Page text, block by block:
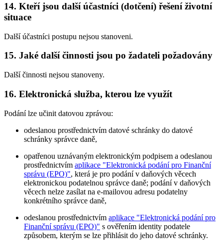
14. Kteří jsou další účastníci (dotčení) řešení životní
situace
Další účastníci postupu nejsou stanoveni.
15. Jaké další činnosti jsou po žadateli požadovány
Další činnosti nejsou stanoveny.
16. Elektronická služba, kterou lze využít
Podání lze učinit datovou zprávou:
odeslanou prostřednictvím datové schránky do datové
schránky správce daně,
opatřenou uznávaným elektronickým podpisem a odeslanou
prostřednictvím aplikace "Elektronická podání pro Finanční
správu (EPO)", která je pro podání v daňových věcech
elektronickou podatelnou správce daně; podání v daňových
věcech nelze zasílat na e-mailovou adresu podatelny
konkrétního správce daně,
odeslanou prostřednictvím aplikace "Elektronická podání pro
Finanční správu (EPO)" s ověřením identity podatele
způsobem, kterým se lze přihlásit do jeho datové schránky.